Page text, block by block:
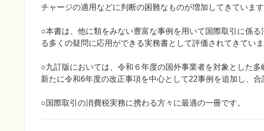
チャージの適用などに判断の困難なものが増加してきています
○本書は、他に類をみない豊富な事例を用いて国際取引に係
る多くの疑問に応用ができる実務書として評価されてきていま
○九訂版においては、令和６年度の国外事業者を対象とした
新たに令和6年度の改正事項を中心として22事例を追加し、
○国際取引の消費税実務に携わる方々に最適の一冊です。